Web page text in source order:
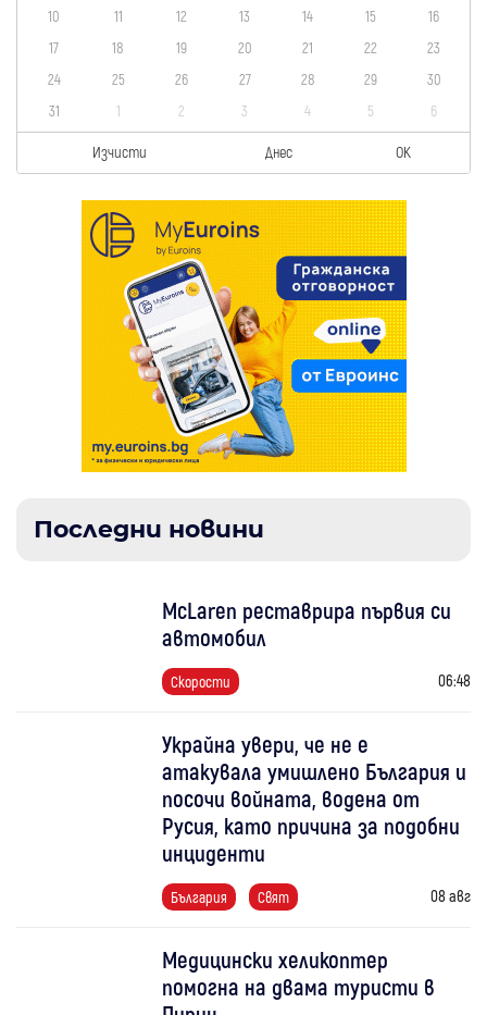
10 11 12 13 14 15
16
17
18 19 20 21 22
23
24
25 26 27 28 29
30
31
1 2 3 4 5 6
Изчисти Днес OK
Последни новини
McLaren реставрира първия си
автомобил
Скорости 06:48
Украйна увери, че не е
атакувала умишлено България и
посочи войната, водена от
Русия, като причина за подобни
инциденти
България Свят 08 авг
Медицински хеликоптер
помогна на двама туристи в